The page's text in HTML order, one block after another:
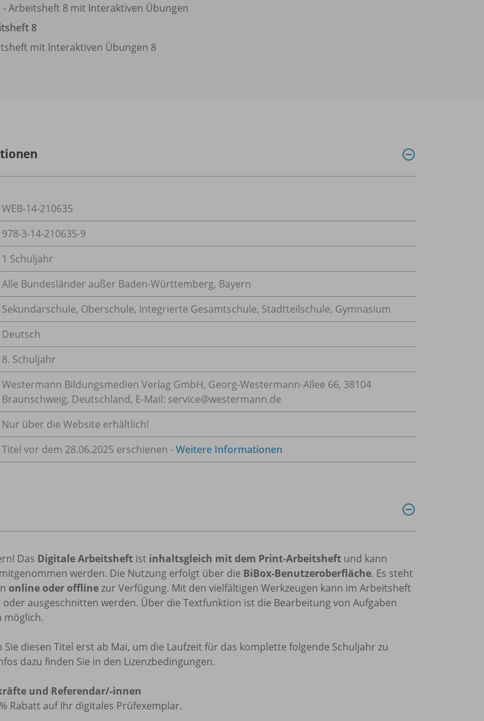
- Arbeitsheft 8 mit Interaktiven Übungen
8
mit Interaktiven Übungen 8
WEB-14-210635
978-3-14-210635-9
1 Schuljahr
Alle Bundesländer außer Baden-Württemberg, Bayern
Sekundarschule, Oberschule, Integrierte Gesamtschule, Stadtteilschule, Gymnasium
Deutsch
8. Schuljahr
Westermann Bildungsmedien Verlag GmbH, Georg-Westermann-Allee 66, 38104
Braunschweig, Deutschland, E-Mail: service@westermann.de
Nur über die Website erhältlich!
Titel vor dem 28.06.2025 erschienen -Weitere Informationen
Das Digitale Arbeitsheft ist inhaltsgleich mit dem Print-Arbeitsheft und kann
werden. Die Nutzung erfolgt über die BiBox-Benutzeroberfläche. Es steht
online oder offlinezur Verfügung. Mit den vielfältigen Werkzeugen kann im Arbeitsheft
ausgeschnitten werden. Über die Textfunktion ist die Bearbeitung von Aufgaben
möglich.
Sie diesen Titel erst ab Mai, um die Laufzeit für das komplette folgende Schuljahr zu
dazu finden Sie in den Lizenzbedingungen.
und Referendar/-innen
Rabatt auf Ihr digitales Prüfexemplar.